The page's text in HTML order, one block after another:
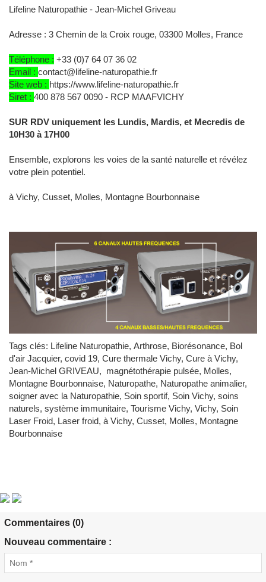
Lifeline Naturopathie - Jean-Michel Griveau
Adresse : 3 Chemin de la Croix rouge, 03300 Molles, France
Téléphone : +33 (0)7 64 07 36 02
Email : contact@lifeline-naturopathie.fr
Site web : https://www.lifeline-naturopathie.fr
Siret : 400 878 567 0090 - RCP MAAFVICHY
SUR RDV uniquement les Lundis, Mardis, et Mecredis de
10H30 à 17H00
Ensemble, explorons les voies de la santé naturelle et révélez
votre plein potentiel.
à Vichy, Cusset, Molles, Montagne Bourbonnaise
Tags clés: Lifeline Naturopathie, Arthrose, Biorésonance, Bol
d'air Jacquier, covid 19, Cure thermale Vichy, Cure à Vichy,
Jean-Michel GRIVEAU, magnétothérapie pulsée, Molles,
Montagne Bourbonnaise, Naturopathe, Naturopathe animalier,
soigner avec la Naturopathie, Soin sportif, Soin Vichy, soins
naturels, système immunitaire, Tourisme Vichy, Vichy, Soin
Laser Froid, Laser froid, à Vichy, Cusset, Molles, Montagne
Bourbonnaise
Commentaires (0)
Nouveau commentaire :